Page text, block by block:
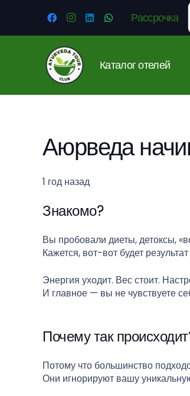
Рассрочка
Каталог отелей
Аюрведа
1 год назад
Знакомо?
Вы пробовали диеты, детоксы,
Кажется, вот-вот будет
Энергия уходит. Вес стоит.
И главное — вы не чувствуете
Почему так
Потому что большинство
Они игнорируют вашу